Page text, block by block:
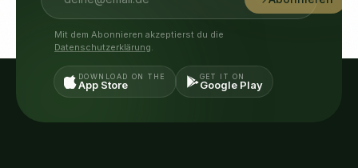
Mit dem Abonnieren akzeptierst du die
Datenschutzerklärung.
DOWNLOAD ON THE
App Store
GET IT ON
Google Play